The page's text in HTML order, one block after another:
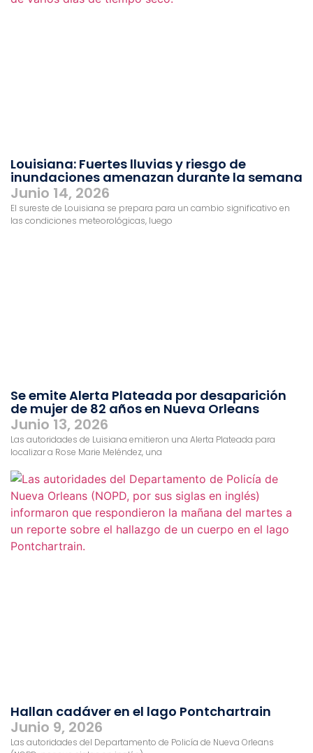
Louisiana: Fuertes lluvias y riesgo de
inundaciones amenazan durante la semana
Junio 14, 2026
El sureste de Louisiana se prepara para un cambio significativo en
las condiciones meteorológicas, luego
Se emite Alerta Plateada por desaparición
de mujer de 82 años en Nueva Orleans
Junio 13, 2026
Las autoridades de Luisiana emitieron una Alerta Plateada para
localizar a Rose Marie Meléndez, una
Hallan cadáver en el lago Pontchartrain
Junio 9, 2026
Las autoridades del Departamento de Policía de Nueva Orleans